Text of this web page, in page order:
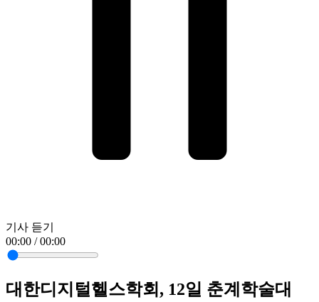
기사 듣기
00:00 / 00:00
대한디지털헬스학회, 12일 춘계학술대